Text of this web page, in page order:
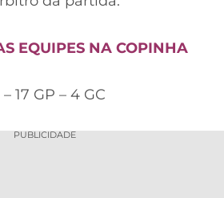
EQUIPES NA COPINHA
17 GP – 4 GC
PUBLICIDADE